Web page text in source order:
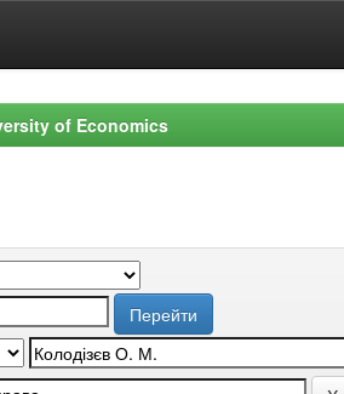
of Economics